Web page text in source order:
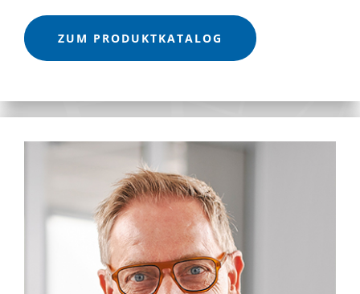
ZUM PRODUKTKATALOG